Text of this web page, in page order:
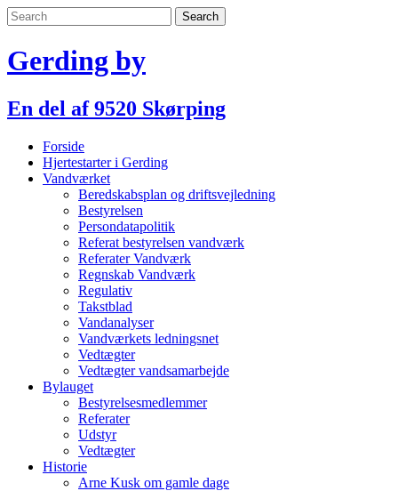
Skip
to
Gerding by
En del af 9520 Skørping
Forside
Hjertestarter i Gerding
Vandværket
Beredskabsplan og driftsvejledning
Bestyrelsen
Persondatapolitik
Referat bestyrelsen vandværk
Referater Vandværk
Regnskab Vandværk
Regulativ
Takstblad
Vandanalyser
Vandværkets ledningsnet
Vedtægter
Vedtægter vandsamarbejde
Bylauget
Bestyrelsesmedlemmer
Referater
Udstyr
Vedtægter
Historie
Arne Kusk om gamle dage